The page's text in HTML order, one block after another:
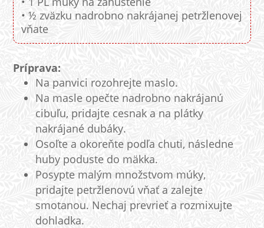
• ½ zväzku nadrobno nakrájanej petržlenovej
vňate
Príprava:
Na panvici rozohrejte maslo.
Na masle opečte nadrobno nakrájanú
cibuľu, pridajte cesnak a na plátky
nakrájané dubáky.
Osoľte a okoreňte podľa chuti, následne
huby poduste do mäkka.
Posypte malým množstvom múky,
pridajte petržlenovú vňať a zalejte
smotanou. Nechaj prevrieť a rozmixujte
dohladka.